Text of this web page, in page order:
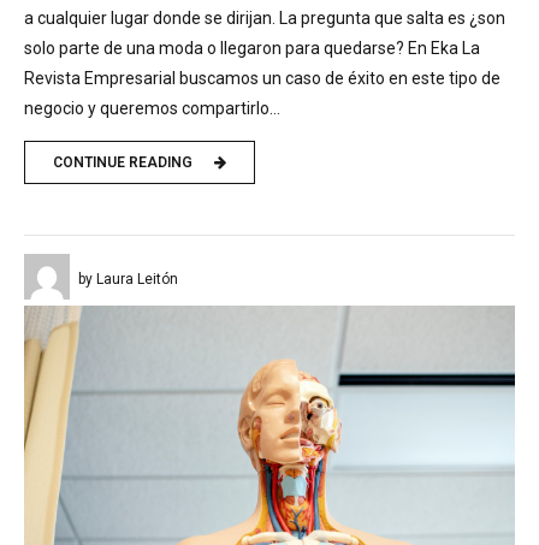
a cualquier lugar donde se dirijan. La pregunta que salta es ¿son
solo parte de una moda o llegaron para quedarse? En Eka La
Revista Empresarial buscamos un caso de éxito en este tipo de
negocio y queremos compartirlo...
CONTINUE READING
by Laura Leitón